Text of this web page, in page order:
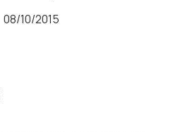
08/10/2015